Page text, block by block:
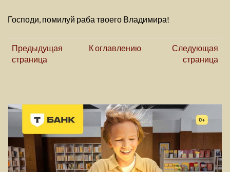
Господи, помилуй раба твоего Владимира!
Предыдущая
страница
К оглавлению
Следующая
страница